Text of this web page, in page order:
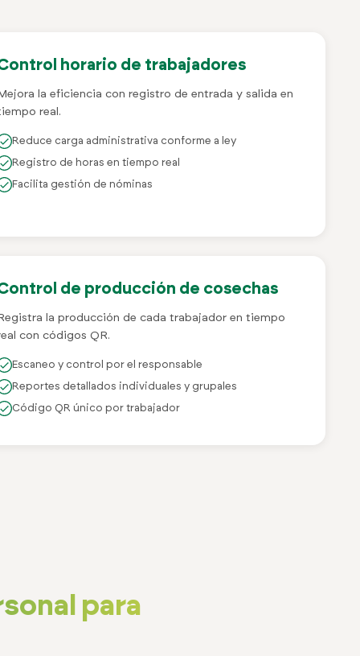
horario de trabajadores
la eficiencia con registro de entrada y salida en
real.
Reduce carga administrativa conforme a ley
Registro de horas en tiempo real
Facilita gestión de nóminas
de producción de cosechas
la producción de cada trabajador en tiempo
con códigos QR.
Escaneo y control por el responsable
Reportes detallados individuales y grupales
Código QR único por trabajador
para